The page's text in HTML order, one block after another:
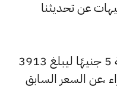
بتراجع قدره 5 جنيهات عن تحديثنا
وشهد سعر عيار 22 تراجعًا بقيمة 5 جنيهًا ليبلغ 3913
جنيهًا للشراء ،عن السعر السابق